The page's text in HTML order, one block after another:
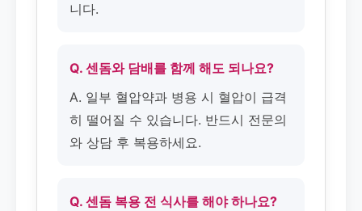
니다.
Q. 센돔와 담배를 함께 해도 되나요?
A. 일부 혈압약과 병용 시 혈압이 급격
히 떨어질 수 있습니다. 반드시 전문의
와 상담 후 복용하세요.
Q. 센돔 복용 전 식사를 해야 하나요?